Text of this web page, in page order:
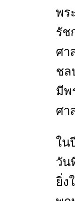
พร
รัช
ศา
ชล
มีพ
ศา
ใน
วัน
ยิ่ง